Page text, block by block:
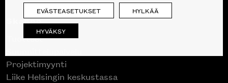
Skanno
Tuotteet
Projektimyynti
Liike Helsingin keskustassa
EVÄSTEASETUKSET HYLKÄÄ
HYVÄKSY